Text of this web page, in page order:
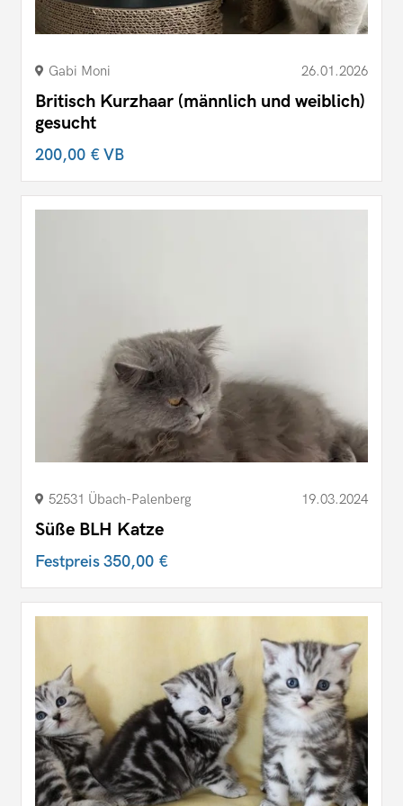
Gabi Moni 26.01.2026
Britisch Kurzhaar (männlich und weiblich)
gesucht
200,00 €VB
52531 Übach-Palenberg 19.03.2024
Süße BLH Katze
Festpreis350,00 €